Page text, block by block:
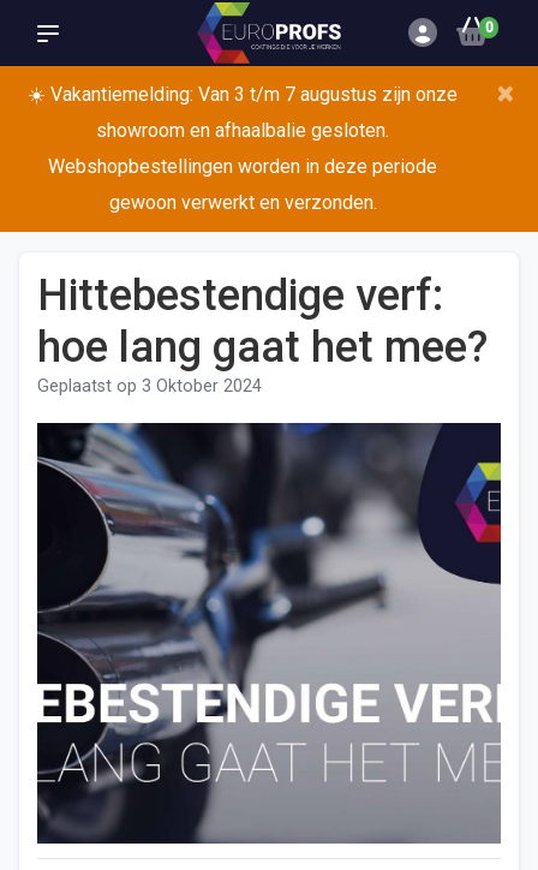
0
☀️ Vakantiemelding: Van 3 t/m 7 augustus zijn onze
showroom en afhaalbalie gesloten.
Webshopbestellingen worden in deze periode
gewoon verwerkt en verzonden.
×
Hittebestendige verf:
hoe lang gaat het mee?
Geplaatst op 3 Oktober 2024